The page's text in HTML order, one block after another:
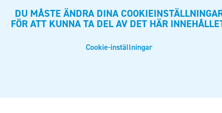
Historik – herrlaget
Närstående organisationer
DU MÅSTE ÄNDRA DINA
FÖR ATT KUNNA TA DEL AV DET HÄR
Cookie-inställningar